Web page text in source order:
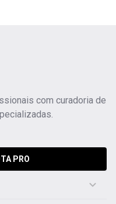
com curadoria de
PRO